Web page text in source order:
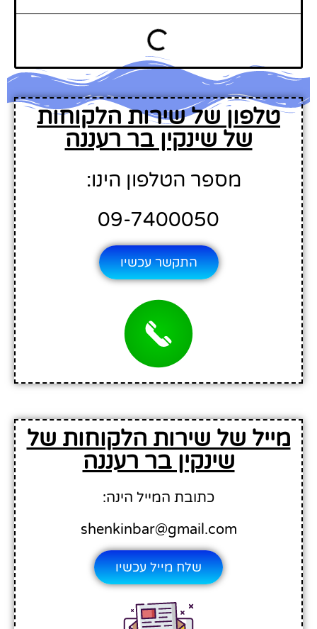
טלפון של שירות הלקוחות
של שינקין בר רעננה
מספר הטלפון הינו:
09-7400050
התקשר עכשיו
מייל של שירות הלקוחות של
שינקין בר רעננה
כתובת המייל הינה:
shenkinbar@gmail.com
שלח מייל עכשיו